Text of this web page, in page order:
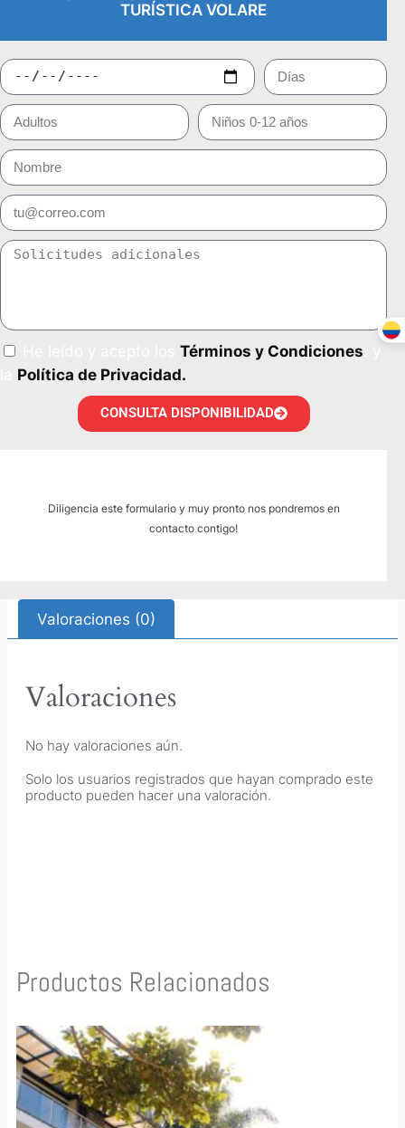
TURÍSTICA VOLARE
Términos y Condiciones . y
Política de Privacidad.
CONSULTA DISPONIBILIDAD
Diligencia este formulario y muy pronto nos pondremos en
contacto contigo!
Valoraciones (0)
Valoraciones
No hay valoraciones aún.
Solo los usuarios registrados que hayan comprado este
producto pueden hacer una valoración.
Productos Relacionados